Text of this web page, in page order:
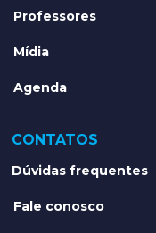
Professores
Mídia
Agenda
CONTATOS
Dúvidas frequentes
Fale conosco